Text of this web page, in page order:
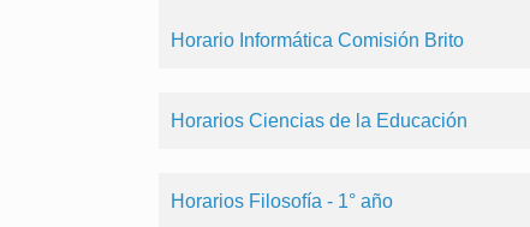
Horario Informática Comisión Brito
Horarios Ciencias de la Educación
Horarios Filosofía - 1° año